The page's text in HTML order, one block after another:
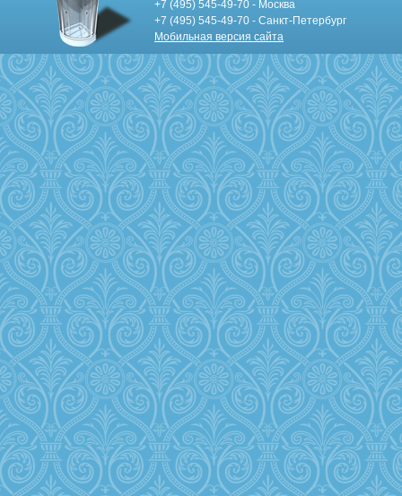
+7 (495) 545-49-70 - Москва
+7 (495) 545-49-70 - Санкт-Петербург
Мобильная версия сайта